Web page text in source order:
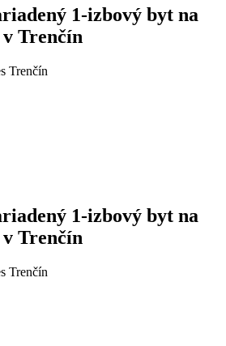
1-izbový byt na
Trenčín
Trenčín
1-izbový byt na
Trenčín
Trenčín